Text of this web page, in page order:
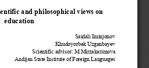
and philosophical views on
education
Saidali Iminjonov
Khudoyorbek Uzganbayev
Scientific advisor: M.Mirzakarimova
Andijan State Institute of Foreign Languages